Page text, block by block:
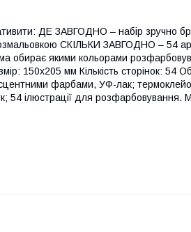
ДЕ ЗАВГОДНО – набір зручно
розмальовкою СКІЛЬКИ ЗАВГОДНО – 54
якими кольорами
150х205 мм Кількість сторінок: 54
фарбами, УФ-лак;
54 ілюстрації для розфарбовування.